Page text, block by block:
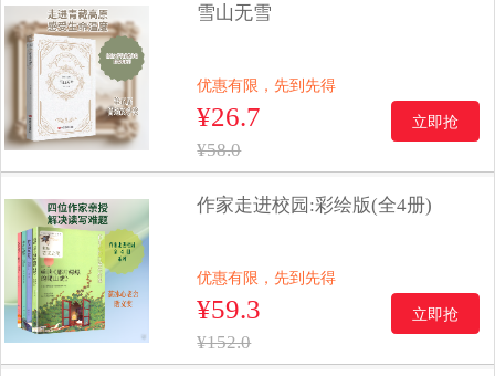
雪山无雪
优惠有限，先到先得
¥26.7
¥58.0
立即抢
作家走进校园:彩绘版(全4册)
优惠有限，先到先得
¥59.3
¥152.0
立即抢